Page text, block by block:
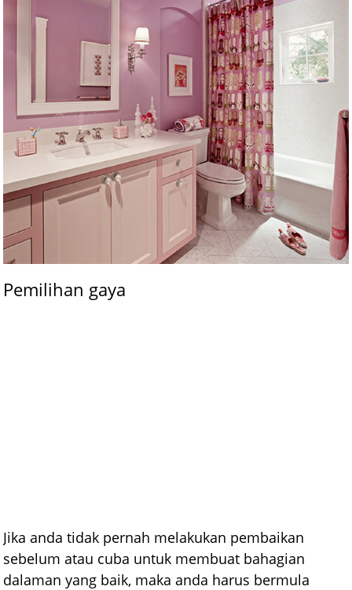
Pemilihan gaya
Jika anda tidak pernah melakukan pembaikan
sebelum atau cuba untuk membuat bahagian
dalaman yang baik, maka anda harus bermula